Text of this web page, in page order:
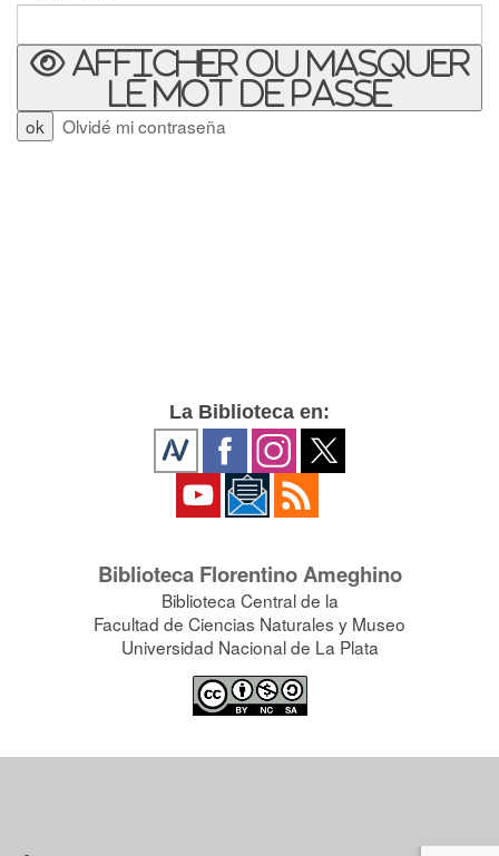
Afficher ou masquer
le mot de passe
Olvidé mi contraseña
La Biblioteca en:
Biblioteca Florentino Ameghino
Biblioteca Central de la
Facultad de Ciencias Naturales y Museo
Universidad Nacional de La Plata